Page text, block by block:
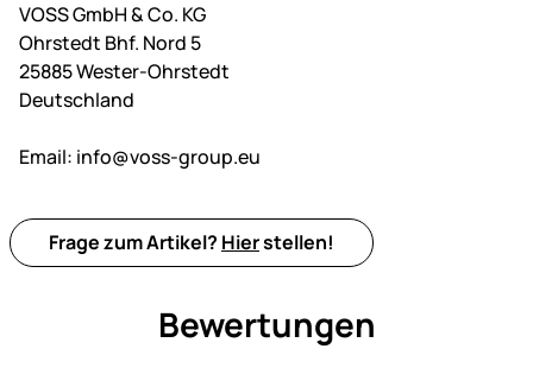
VOSS GmbH & Co. KG
Ohrstedt Bhf. Nord 5
25885 Wester-Ohrstedt
Deutschland
Email: info@voss-group.eu
Frage zum Artikel? Hierstellen!
Bewertungen